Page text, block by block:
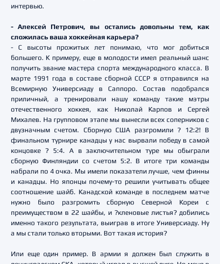
интервью.
- Алексей Петрович, вы остались довольны тем, как
сложилась ваша хоккейная карьера?
- С высоты прожитых лет понимаю, что мог добиться
большего. К примеру, еще в молодости имел реальный шанс
получить звание мастера спорта международного класса. В
марте 1991 года в составе сборной СССР я отправился на
Всемирную Универсиаду в Саппоро. Состав подобрался
приличный, а тренировали нашу команду такие мэтры
отечественного хоккея, как Николай Карпов и Сергей
Михалев. На групповом этапе мы вынесли всех соперников с
двузначным счетом. Сборную США разгромили ? 12:2! В
финальном турнире канадцы у нас вырвали победу в самой
концовке ? 5:4. А в заключительном туре мы обыграли
сборную Финляндии со счетом 5:2. В итоге три команды
набрали по 4 очка. Мы имели показатели лучше, чем финны
и канадцы. Но японцы почему-то решили учитывать общее
соотношение шайб. Канадской команде в последнем матче
нужно было разгромить сборную Северной Кореи с
преимуществом в 22 шайбы, и ?кленовые листья? добились
именно такого результата, выиграв в итоге Универсиаду. Ну
а мы стали только вторыми. Вот такая история?
Или еще один пример. В армии я должен был служить в